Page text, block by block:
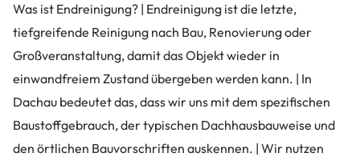
Was ist Endreinigung? | Endreinigung ist die letzte,
tiefgreifende Reinigung nach Bau, Renovierung oder
Großveranstaltung, damit das Objekt wieder in
einwandfreiem Zustand übergeben werden kann. | In
Dachau bedeutet das, dass wir uns mit dem spezifischen
Baustoffgebrauch, der typischen Dachhausbauweise und
den örtlichen Bauvorschriften auskennen. | Wir nutzen